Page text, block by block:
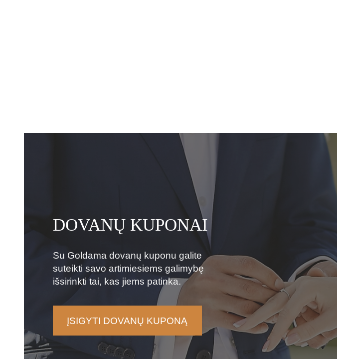
DOVANŲ KUPONAI
Su Goldama dovanų kuponu galite
suteikti savo artimiesiems galimybę
išsirinkti tai, kas jiems patinka.
ĮSIGYTI DOVANŲ KUPONĄ